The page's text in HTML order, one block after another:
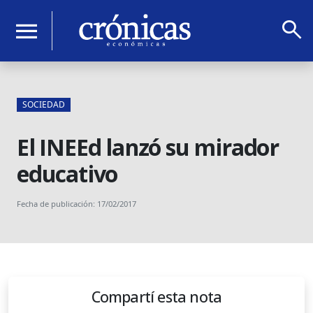
menu search
SOCIEDAD
El INEEd lanzó su mirador
educativo
Fecha de publicación: 17/02/2017
Compartí esta nota